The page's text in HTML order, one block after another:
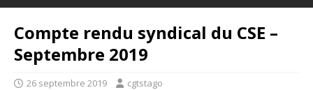
Compte rendu syndical du CSE –
Septembre 2019
26 septembre 2019 cgtstago